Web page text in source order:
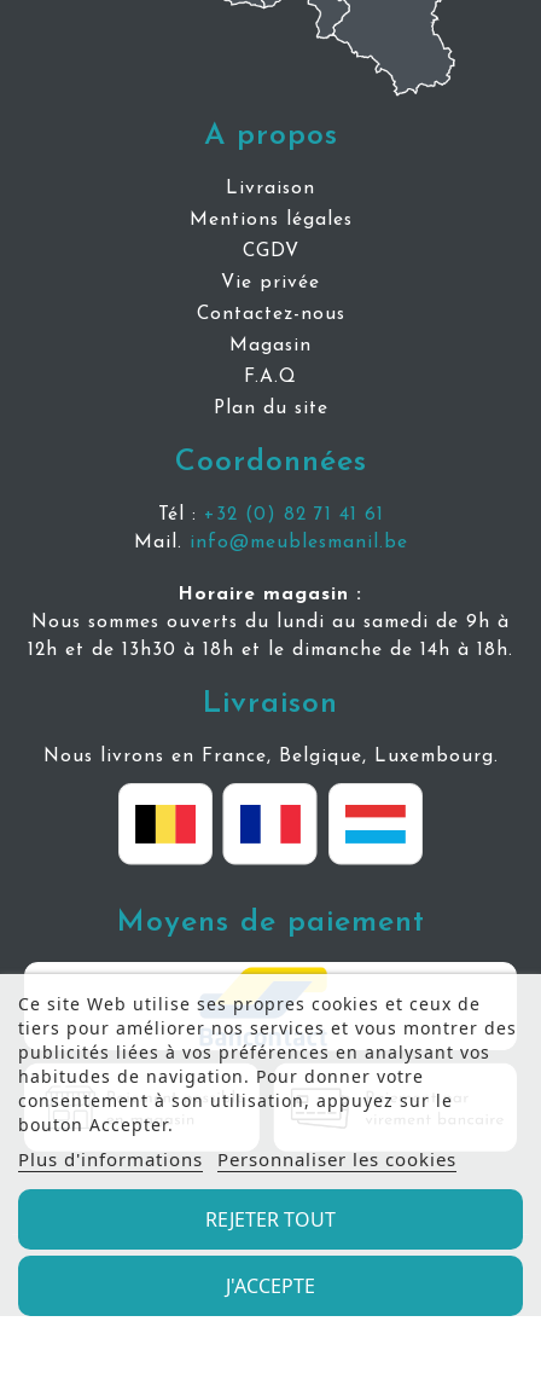
Ce site Web utilise ses propres cookies et ceux de
tiers pour améliorer nos services et vous montrer des
publicités liées à vos préférences en analysant vos
habitudes de navigation. Pour donner votre
consentement à son utilisation, appuyez sur le
bouton Accepter.
Plus d'informations Personnaliser les cookies
REJETER TOUT
J'ACCEPTE
A propos
Livraison
Mentions légales
CGDV
Vie privée
Contactez-nous
Magasin
F.A.Q
Plan du site
Coordonnées
Tél : +32 (0) 82 71 41 61
Mail. info@meublesmanil.be
Horaire magasin :
Nous sommes ouverts du lundi au samedi de 9h à
12h et de 13h30 à 18h et le dimanche de 14h à 18h.
Livraison
Nous livrons en France, Belgique, Luxembourg.
Moyens de paiement
© 2022 - Meubles Manil |Création de site internet
Produweb™